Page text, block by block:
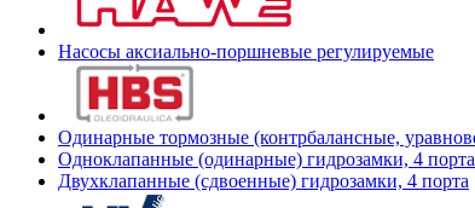
Насосы аксиально-поршневые регулируемые
Одинарные тормозные (контрбалансные,
Одноклапанные (одинарные) гидрозамки, 4 порта
Двухклапанные (сдвоенные) гидрозамки, 4 порта